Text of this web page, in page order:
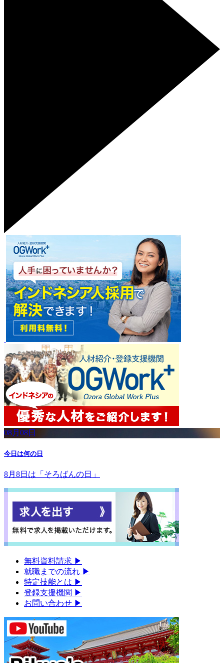
08月08日
今日は何の日
8月8日は「そろばんの日」
無料資料請求 ▶︎
就職までの流れ ▶︎
特定技能とは ▶︎
登録支援機関 ▶︎
お問い合わせ ▶︎